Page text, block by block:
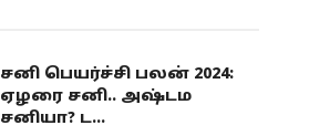
சனி பெயர்ச்சி பலன் 2024:
ஏழரை சனி.. அஷ்டம
சனியா? ட...